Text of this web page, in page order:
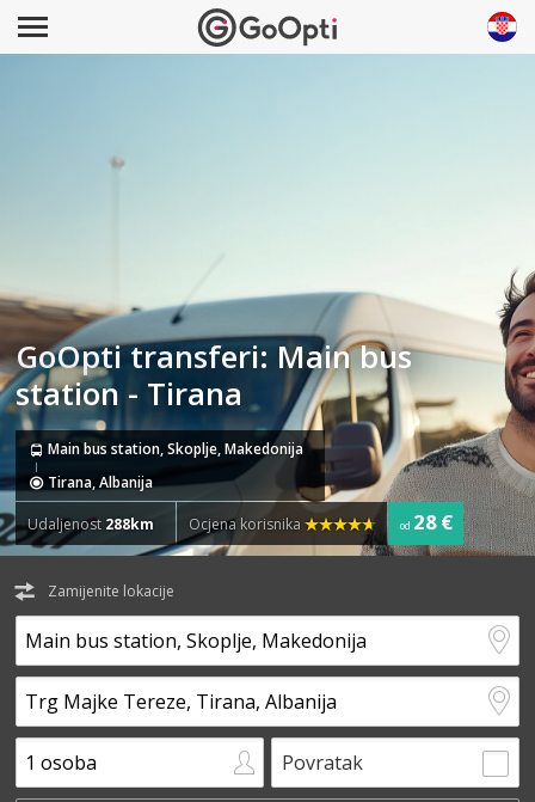
GoOpti transferi: Main bus
station - Tirana
Main bus station, Skoplje, Makedonija
Tirana, Albanija
Udaljenost 288km Ocjena korisnika od 28 €
Zamijenite lokacije
Povratak